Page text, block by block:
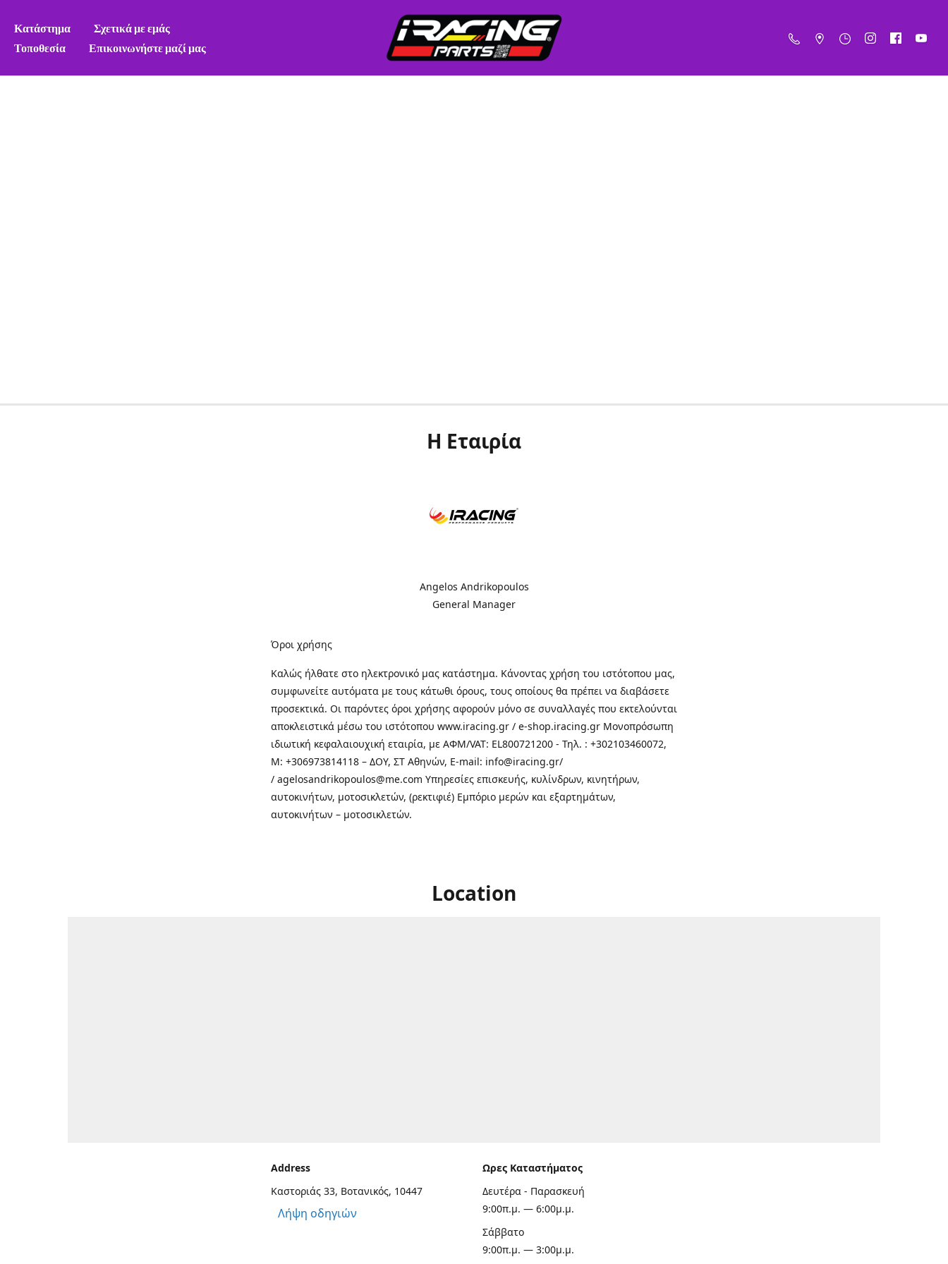
Κατάστημα
Σχετικά με εμάς
Τοποθεσία
Επικοινωνήστε μαζί μας
Η Εταιρία
Angelos Andrikopoulos
General Manager
Όροι χρήσης
Καλώς ήλθατε στo ηλεκτρονικό μας κατάστημα. Κάνοντας χρήση του ιστότοπου μας,
συμφωνείτε αυτόματα με τους κάτωθι όρους, τους οποίους θα πρέπει να διαβάσετε
προσεκτικά. Οι παρόντες όροι χρήσης αφορούν μόνο σε συναλλαγές που εκτελούνται
αποκλειστικά μέσω του ιστότοπου www.iracing.gr / e-shop.iracing.gr Μονοπρόσωπη
ιδιωτική κεφαλαιουχική εταιρία, με ΑΦΜ/VAT: EL800721200 - Τηλ. : +302103460072,
M: +306973814118 – ΔΟΥ, ΣΤ Αθηνών, E-mail: info@iracing.gr/
/ agelosandrikopoulos@me.com Υπηρεσίες επισκευής, κυλίνδρων, κινητήρων,
αυτοκινήτων, μοτοσικλετών, (ρεκτιφιέ) Εμπόριο μερών και εξαρτημάτων,
αυτοκινήτων – μοτοσικλετών.
Location
Address
Καστοριάς 33, Βοτανικός, 10447
Λήψη οδηγιών
Ωρες Καταστήματος
Δευτέρα - Παρασκευή
9:00π.μ. — 6:00μ.μ.
Σάββατο
9:00π.μ. — 3:00μ.μ.